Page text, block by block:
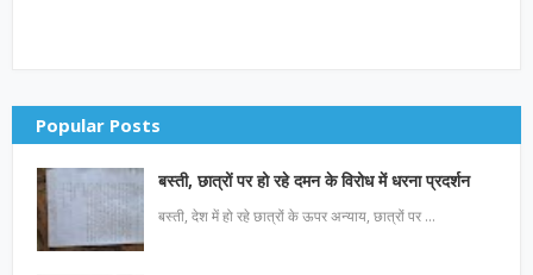
Popular Posts
बस्ती, छात्रों पर हो रहे दमन के विरोध में धरना प्रदर्शन
बस्ती, देश में हो रहे छात्रों के ऊपर अन्याय, छात्रों पर …